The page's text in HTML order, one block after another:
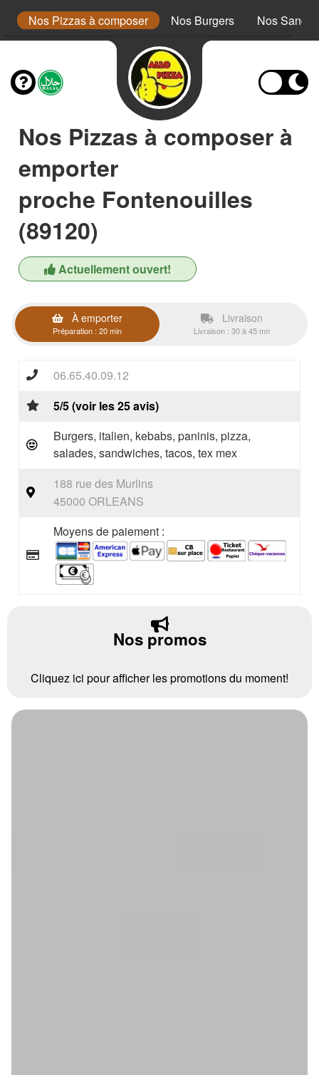
Nos Pizzas à composer Nos Burgers Nos
Nos Pizzas à composer à
emporter
proche Fontenouilles
(89120)
Actuellement ouvert!
À emporter
Préparation : 20 min
Livraison
Livraison : 30 à 45 mn
06.65.40.09.12
5/5 (voir les 25 avis)
Burgers, italien, kebabs, paninis, pizza,
salades, sandwiches, tacos, tex mex
188 rue des Murlins
45000 ORLEANS
Moyens de paiement :
Nos promos
Cliquez ici pour afficher les promotions du moment!